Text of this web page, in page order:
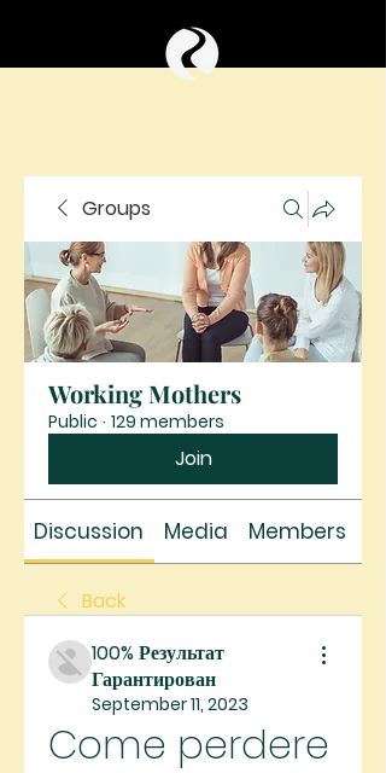
Groups
Working Mothers
Public · 129 members
Join
Discussion Media Members
Back
100% Результат
Гарантирован
September 11, 2023
Come perdere